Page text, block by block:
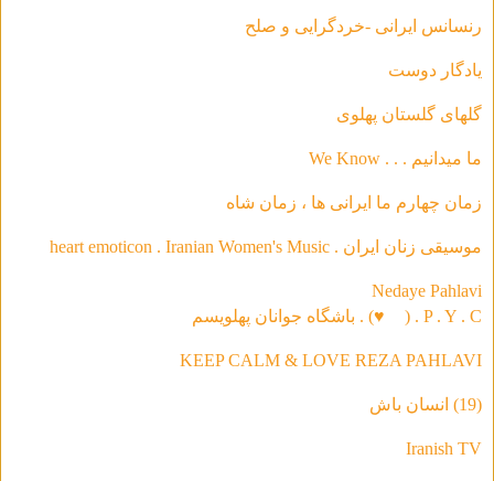
رنسانس ایرانی -خردگرایی و صلح
يادگار دوست
گلهاى گلستان پهلوى
ما ميدانيم . . . We Know
زمان چهارم ما ايرانى ها ، زمان شاه
موسیقی‌ زنان ایران . heart emoticon . Iranian Women's Music
Nedaye Pahlavi
P . Y . C . (
♥) . باشگاه جوانان پهلویسم
KEEP CALM & LOVE REZA PAHLAVI
(19) انسان باش
Iranish TV